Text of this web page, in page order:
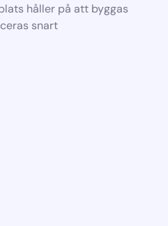
håller på att byggas
snart